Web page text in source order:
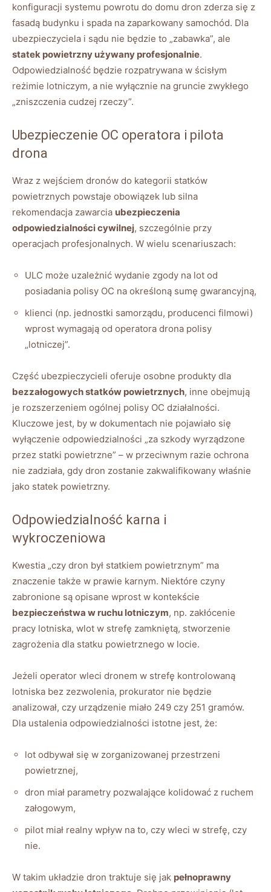
konfiguracji systemu powrotu do domu dron zderza się z
fasadą budynku i spada na zaparkowany samochód. Dla
ubezpieczyciela i sądu nie będzie to „zabawka”, ale
statek powietrzny używany profesjonalnie.
Odpowiedzialność będzie rozpatrywana w ścisłym
reżimie lotniczym, a nie wyłącznie na gruncie zwykłego
„zniszczenia cudzej rzeczy”.
Ubezpieczenie OC operatora i pilota
drona
Wraz z wejściem dronów do kategorii statków
powietrznych powstaje obowiązek lub silna
rekomendacja zawarcia ubezpieczenia
odpowiedzialności cywilnej, szczególnie przy
operacjach profesjonalnych. W wielu scenariuszach:
ULC może uzależnić wydanie zgody na lot od
posiadania polisy OC na określoną sumę gwarancyjną,
klienci (np. jednostki samorządu, producenci filmowi)
wprost wymagają od operatora drona polisy
„lotniczej”.
Część ubezpieczycieli oferuje osobne produkty dla
bezzałogowych statków powietrznych, inne obejmują
je rozszerzeniem ogólnej polisy OC działalności.
Kluczowe jest, by w dokumentach nie pojawiało się
wyłączenie odpowiedzialności „za szkody wyrządzone
przez statki powietrzne” – w przeciwnym razie ochrona
nie zadziała, gdy dron zostanie zakwalifikowany właśnie
jako statek powietrzny.
Odpowiedzialność karna i
wykroczeniowa
Kwestia „czy dron był statkiem powietrznym” ma
znaczenie także w prawie karnym. Niektóre czyny
zabronione są opisane wprost w kontekście
bezpieczeństwa w ruchu lotniczym, np. zakłócenie
pracy lotniska, wlot w strefę zamkniętą, stworzenie
zagrożenia dla statku powietrznego w locie.
Jeżeli operator wleci dronem w strefę kontrolowaną
lotniska bez zezwolenia, prokurator nie będzie
analizował, czy urządzenie miało 249 czy 251 gramów.
Dla ustalenia odpowiedzialności istotne jest, że:
lot odbywał się w zorganizowanej przestrzeni
powietrznej,
dron miał parametry pozwalające kolidować z ruchem
załogowym,
pilot miał realny wpływ na to, czy wleci w strefę, czy
nie.
W takim układzie dron traktuje się jak pełnoprawny